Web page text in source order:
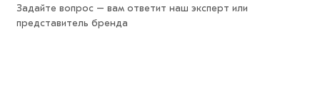
Задайте вопрос – вам ответит наш эксперт или
представитель бренда